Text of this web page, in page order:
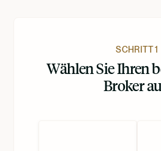
SCHRITT 1
Wählen Sie Ihren
Broker